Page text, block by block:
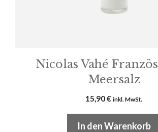
Nicolas Vahé
Meersalz
15,90€ inkl. MwSt.
In den Warenkorb